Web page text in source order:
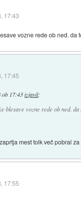
17:43
vozne rede ob ned. da
17:45
ob 17:43 izjavil:
blesave vozne rede ob ned.
mest tolk več pobral
17:55